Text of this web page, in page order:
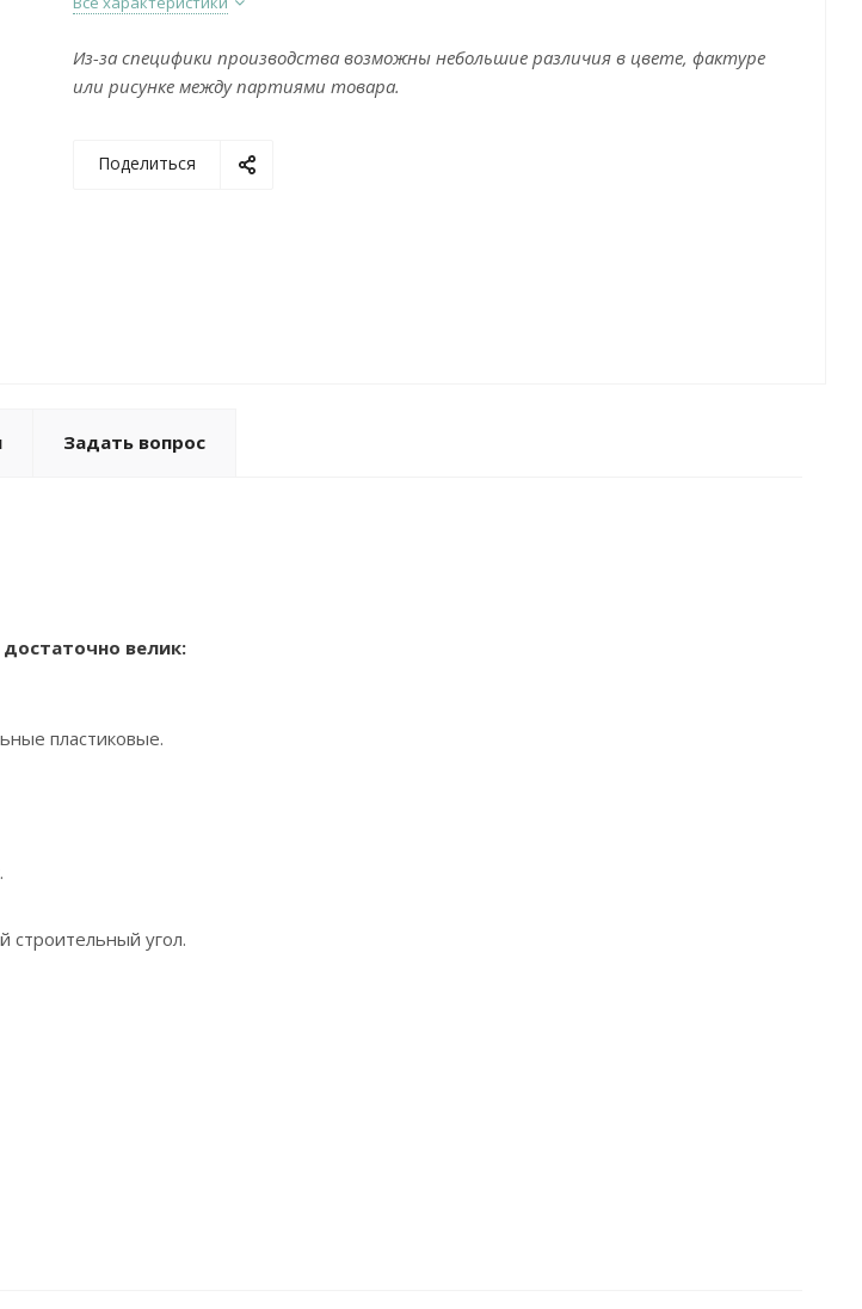
Из-за специфики производства возможны небольшие различия в цвете, фактуре
или рисунке между партиями товара.
Поделиться
Задать вопрос
велик:
пластиковые.
строительный угол.